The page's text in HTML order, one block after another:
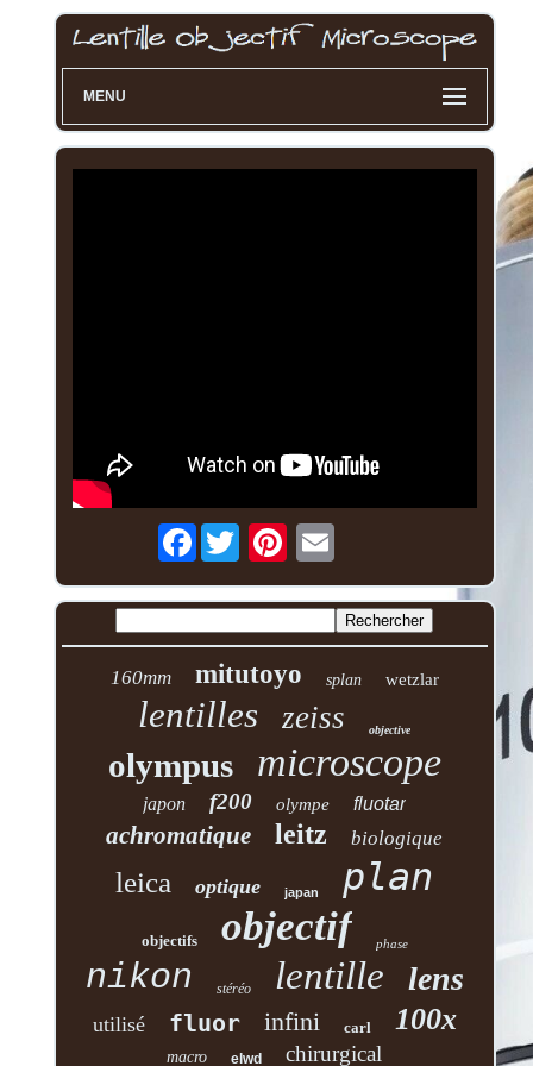
MENU
Facebook
160mm mitutoyo splan wetzlar
lentilles zeiss objective
olympus microscope
japon f200 olympe fluotar
achromatique leitz biologique
leica optique japan plan
objectifs objectif phase
nikon stéréo lentille lens
utilisé fluor infini carl 100x
macro elwd chirurgical